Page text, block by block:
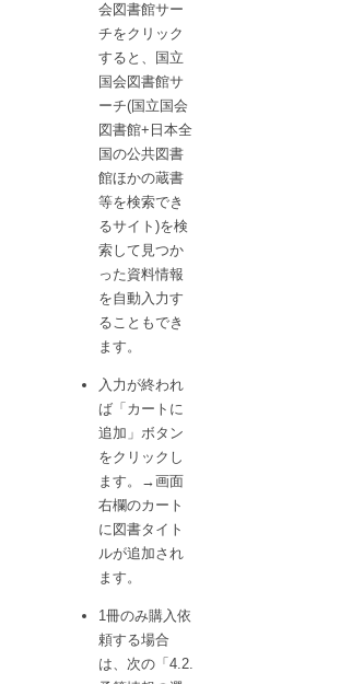
会図書館サー
チをクリック
すると、国立
国会図書館サ
ーチ(国立国会
図書館+日本全
国の公共図書
館ほかの蔵書
等を検索でき
るサイト)を検
索して見つか
った資料情報
を自動入力す
ることもでき
ます。
入力が終われ
ば「カートに
追加」ボタン
をクリックし
ます。→画面
右欄のカート
に図書タイト
ルが追加され
ます。
1冊のみ購入依
頼する場合
は、次の「4.2.